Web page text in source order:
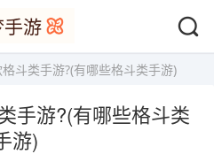
斗类手游?(有哪些格斗类手游)
手游?(有哪些格斗类
游)